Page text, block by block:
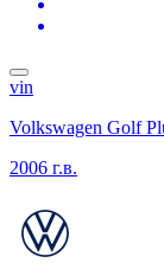
vin
Volkswagen Golf
2006 г.в.